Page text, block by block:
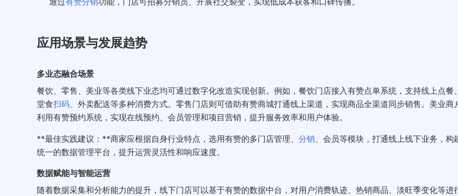
应用场景与发展趋势
多业态融合场景
餐饮、零售、美业等各类线下业态均可通过数字化改造实现创新。例如，餐饮门店接入有赞点单系统，支持线上点餐
堂食扫码、外卖配送等多种消费方式。零售门店则可借助有赞商城打通线上渠道，实现商品全渠道同步销售。美业商
利用有赞预约系统，实现在线预约、会员管理和项目营销，提升服务效率和用户体验。
**最佳实践建议：**商家应根据自身行业特点，选用有赞的多门店管理、 分销、会员等模块，打通线上线下业务，构
统一的数据管理平台，提升运营灵活性和响应速度。
数据赋能与智能运营
随着数据采集和分析能力的提升，线下门店可以基于有赞的数据中台，对用户消费轨迹、热销商品、淡旺季变化等进